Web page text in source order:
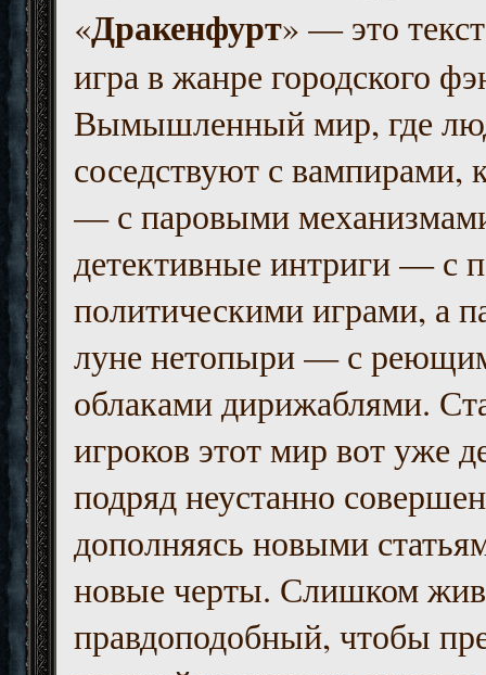
«Дракенфурт» — это
игра в жанре городского
Вымышленный мир, где
соседствуют с вампирами,
— с паровыми
детективные интриги — с
политическими играми, а
луне нетопыри — с
облаками дирижаблями.
игроков этот мир вот уже
подряд неустанно
дополняясь новыми
новые черты. Слишком
правдоподобный, чтобы